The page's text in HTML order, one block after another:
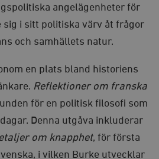
angelägenheter för
sig i sitt politiska värv åt frågor
och samhällets natur.
en plats bland historiens
Reflektioner om franska
för en politisk filosofi som
Denna utgåva inkluderar
om knapphet, för första
i vilken Burke utvecklar